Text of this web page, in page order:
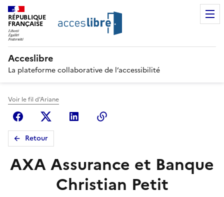
RÉPUBLIQUE
FRANÇAISE
Acceslibre
La plateforme collaborative de l’accessibilité
Voir le fil d'Ariane
FacebookX (anciennement Twitter)
Linkedin
Retour
AXA Assurance et Banque
Christian Petit